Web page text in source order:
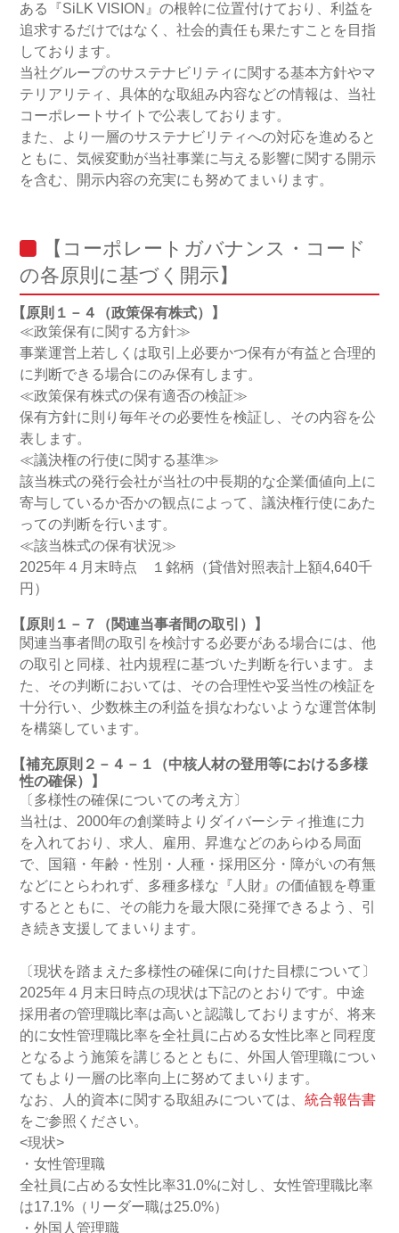
ある『SiLK VISION』の根幹に位置付けており、利益を
追求するだけではなく、社会的責任も果たすことを目指
しております。
当社グループのサステナビリティに関する基本方針やマ
テリアリティ、具体的な取組み内容などの情報は、当社
コーポレートサイトで公表しております。
また、より一層のサステナビリティへの対応を進めると
ともに、気候変動が当社事業に与える影響に関する開示
を含む、開示内容の充実にも努めてまいります。
【コーポレートガバナンス・コード
の各原則に基づく開示】
【原則１－４（政策保有株式）】
≪政策保有に関する方針≫
事業運営上若しくは取引上必要かつ保有が有益と合理的
に判断できる場合にのみ保有します。
≪政策保有株式の保有適否の検証≫
保有方針に則り毎年その必要性を検証し、その内容を公
表します。
≪議決権の行使に関する基準≫
該当株式の発行会社が当社の中長期的な企業価値向上に
寄与しているか否かの観点によって、議決権行使にあた
っての判断を行います。
≪該当株式の保有状況≫
2025年４月末時点 １銘柄（貸借対照表計上額4,640千
円）
【原則１－７（関連当事者間の取引）】
関連当事者間の取引を検討する必要がある場合には、他
の取引と同様、社内規程に基づいた判断を行います。ま
た、その判断においては、その合理性や妥当性の検証を
十分行い、少数株主の利益を損なわないような運営体制
を構築しています。
【補充原則２－４－１（中核人材の登用等における多様
性の確保）】
〔多様性の確保についての考え方〕
当社は、2000年の創業時よりダイバーシティ推進に力
を入れており、求人、雇用、昇進などのあらゆる局面
で、国籍・年齢・性別・人種・採用区分・障がいの有無
などにとらわれず、多種多様な『人財』の価値観を尊重
するとともに、その能力を最大限に発揮できるよう、引
き続き支援してまいります。
〔現状を踏まえた多様性の確保に向けた目標について〕
2025年４月末日時点の現状は下記のとおりです。中途
採用者の管理職比率は高いと認識しておりますが、将来
的に女性管理職比率を全社員に占める女性比率と同程度
となるよう施策を講じるとともに、外国人管理職につい
てもより一層の比率向上に努めてまいります。
なお、人的資本に関する取組みについては、統合報告書
をご参照ください。
<現状>
・女性管理職
全社員に占める女性比率31.0%に対し、女性管理職比率
は17.1%（リーダー職は25.0%）
・外国人管理職